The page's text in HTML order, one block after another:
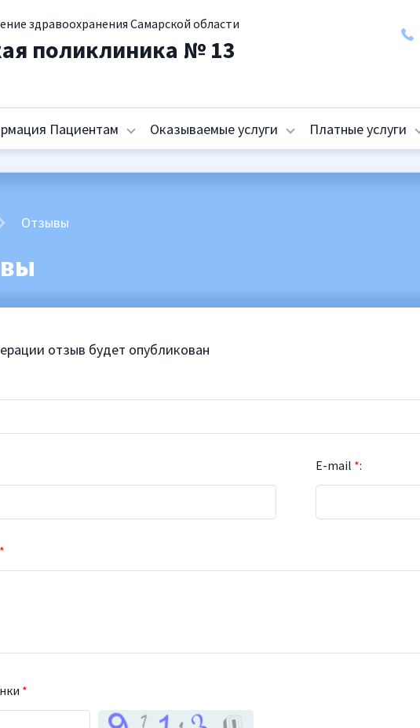
здравоохранения Самарской области
поликлиника № 13
Пациентам Оказываемые услуги Платные услуги
Отзывы
отзыв будет опубликован
E-mail *:
*
*